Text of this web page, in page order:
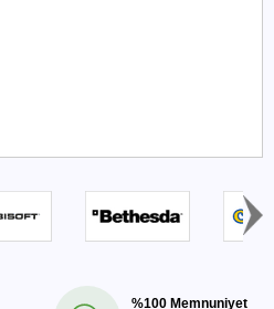
%100 Memnuniyet